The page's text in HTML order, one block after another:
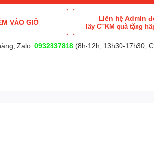
VÀO GIỎ Liên hệ Admin
lấy CTKM quà tặng
Zalo: 0932837818(8h-12h; 13h30-17h30;